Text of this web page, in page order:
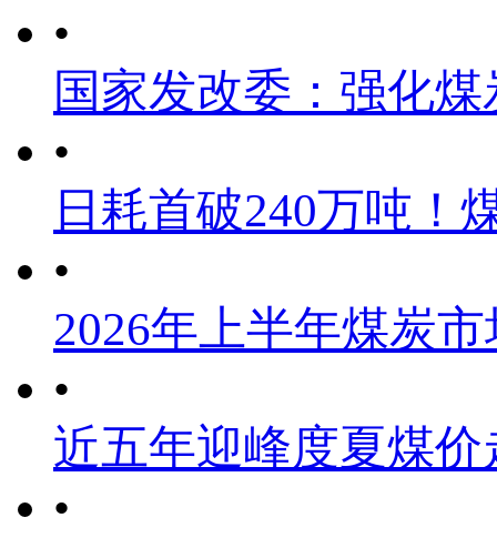
•
国家发改委：强化
•
日耗首破240万吨！
•
2026年上半年煤炭
•
近五年迎峰度夏煤价
•